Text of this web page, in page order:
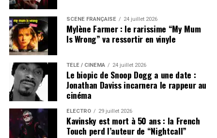
SCÈNE FRANÇAISE 24 juillet 2026
Mylène Farmer : le rarissime “My Mum
Is Wrong” va ressortir en vinyle
TÉLÉ / CINÉMA 24 juillet 2026
Le biopic de Snoop Dogg a une date :
Jonathan Daviss incarnera le rappeur au
cinéma
ÉLECTRO 29 juillet 2026
Kavinsky est mort à 50 ans : la French
Touch perd l’auteur de “Nightcall”